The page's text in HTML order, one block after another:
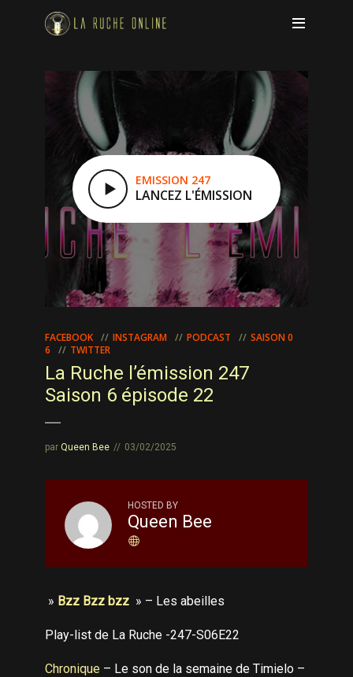
EMISSION 247
LANCEZ L'ÉMISSION
FACEBOOK INSTAGRAM PODCAST
SAISON 0
6
TWITTER
La Ruche l’émission 247
Saison 6 épisode 22
par Queen Bee 03/02/2025
HOSTED BY
Queen Bee
» Bzz Bzz bzz » – Les abeilles
Play-list de La Ruche -247-S06E22
Chronique – Le son de la semaine de Timielo –